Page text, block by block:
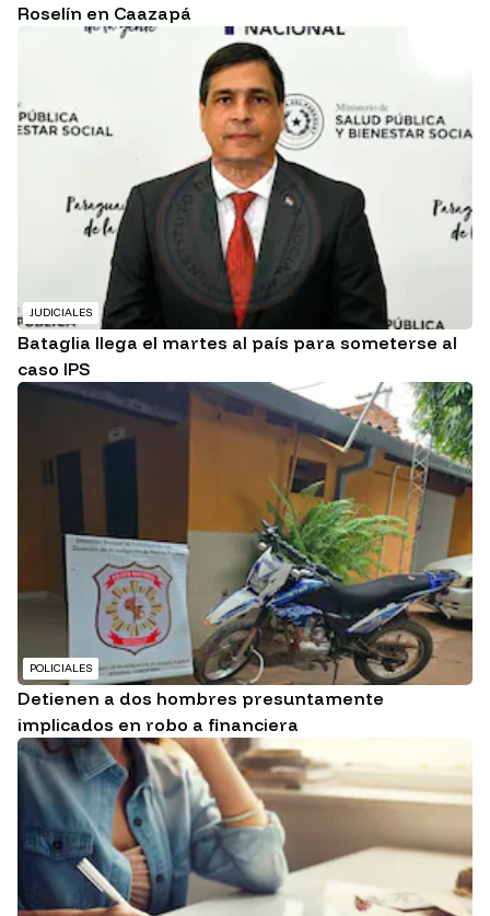
Roselín en Caazapá
JUDICIALES
Bataglia llega el martes al país para someterse al
caso IPS
POLICIALES
Detienen a dos hombres presuntamente
implicados en robo a financiera